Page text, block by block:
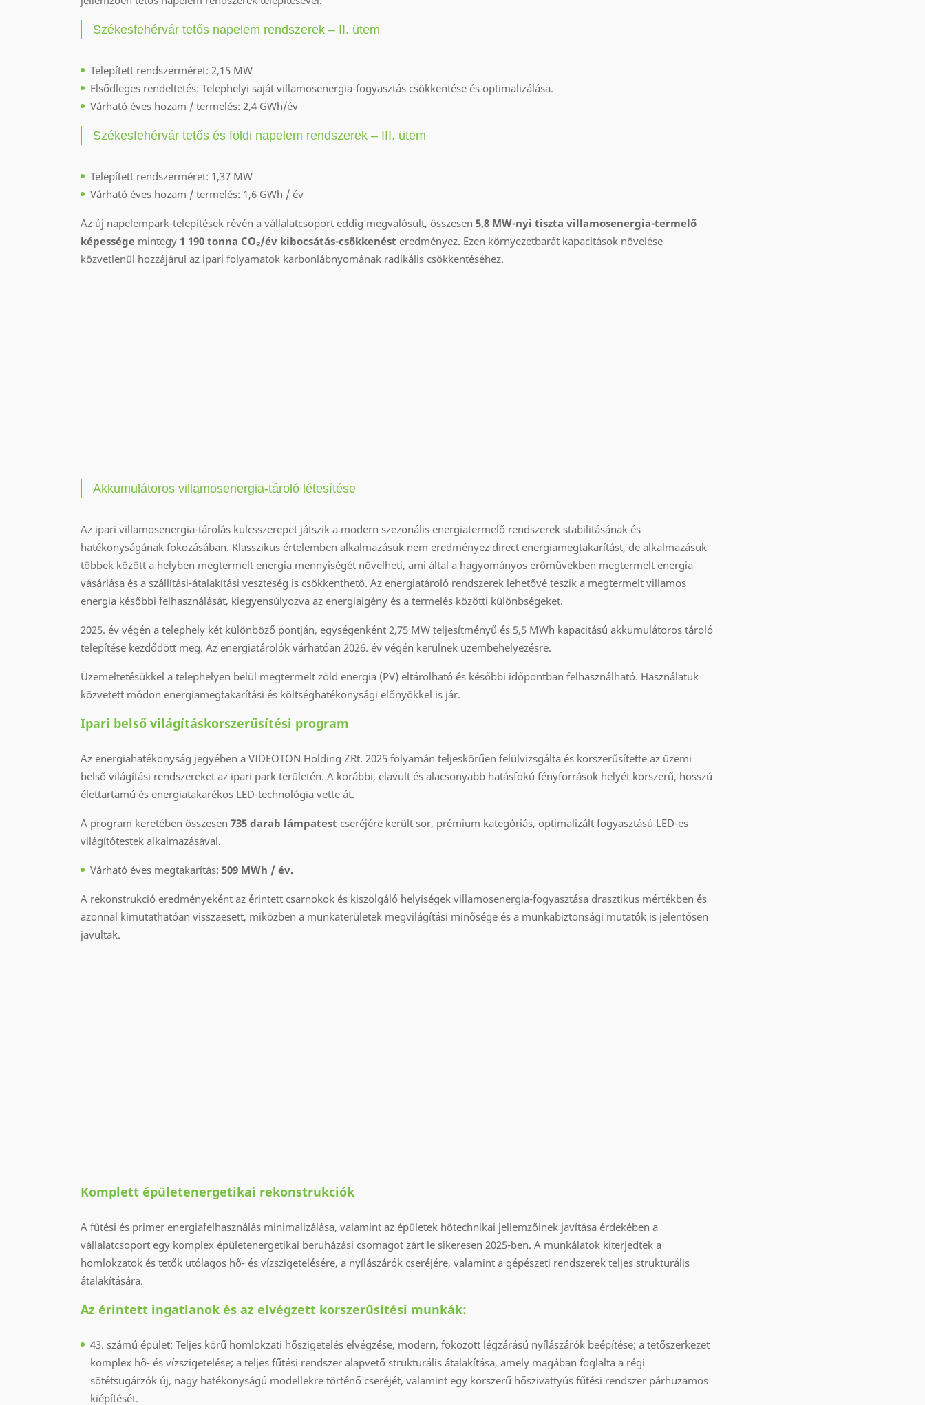
Székesfehérvár tetős napelem rendszerek – II. ütem
Telepített rendszerméret: 2,15 MW
Elsődleges rendeltetés: Telephelyi saját villamosenergia-fogyasztás csökkentése és optimalizálása.
Várható éves hozam / termelés: 2,4 GWh/év
Székesfehérvár tetős és földi napelem rendszerek – III. ütem
Telepített rendszerméret: 1,37 MW
Várható éves hozam / termelés: 1,6 GWh / év
Az új napelempark-telepítések révén a vállalatcsoport eddig megvalósult, összesen 5,8 MW-nyi tiszta villamosenergia-termelő
képessége mintegy 1 190 tonna CO₂/év kibocsátás-csökkenést eredményez. Ezen környezetbarát kapacitások növelése
közvetlenül hozzájárul az ipari folyamatok karbonlábnyomának radikális csökkentéséhez.
Akkumulátoros villamosenergia-tároló létesítése
Az ipari villamosenergia-tárolás kulcsszerepet játszik a modern szezonális energiatermelő rendszerek stabilitásának és
hatékonyságának fokozásában. Klasszikus értelemben alkalmazásuk nem eredményez direct energiamegtakarítást, de alkalmazásuk
többek között a helyben megtermelt energia mennyiségét növelheti, ami által a hagyományos erőművekben megtermelt energia
vásárlása és a szállítási-átalakítási veszteség is csökkenthető. Az energiatároló rendszerek lehetővé teszik a megtermelt villamos
energia későbbi felhasználását, kiegyensúlyozva az energiaigény és a termelés közötti különbségeket.
2025. év végén a telephely két különböző pontján, egységenként 2,75 MW teljesítményű és 5,5 MWh kapacitású akkumulátoros tároló
telepítése kezdődött meg. Az energiatárolók várhatóan 2026. év végén kerülnek üzembehelyezésre.
Üzemeltetésükkel a telephelyen belül megtermelt zöld energia (PV) eltárolható és későbbi időpontban felhasználható. Használatuk
közvetett módon energiamegtakarítási és költséghatékonysági előnyökkel is jár.
Ipari belső világításkorszerűsítési program
Az energiahatékonyság jegyében a VIDEOTON Holding ZRt. 2025 folyamán teljeskörűen felülvizsgálta és korszerűsítette az üzemi
belső világítási rendszereket az ipari park területén. A korábbi, elavult és alacsonyabb hatásfokú fényforrások helyét korszerű, hosszú
élettartamú és energiatakarékos LED-technológia vette át.
A program keretében összesen 735 darab lámpatest cseréjére került sor, prémium kategóriás, optimalizált fogyasztású LED-es
világítótestek alkalmazásával.
Várható éves megtakarítás: 509 MWh / év.
A rekonstrukció eredményeként az érintett csarnokok és kiszolgáló helyiségek villamosenergia-fogyasztása drasztikus mértékben és
azonnal kimutathatóan visszaesett, miközben a munkaterületek megvilágítási minősége és a munkabiztonsági mutatók is jelentősen
javultak.
Komplett épületenergetikai rekonstrukciók
A fűtési és primer energiafelhasználás minimalizálása, valamint az épületek hőtechnikai jellemzőinek javítása érdekében a
vállalatcsoport egy komplex épületenergetikai beruházási csomagot zárt le sikeresen 2025-ben. A munkálatok kiterjedtek a
homlokzatok és tetők utólagos hő- és vízszigetelésére, a nyílászárók cseréjére, valamint a gépészeti rendszerek teljes strukturális
átalakítására.
Az érintett ingatlanok és az elvégzett korszerűsítési munkák:
43. számú épület: Teljes körű homlokzati hőszigetelés elvégzése, modern, fokozott légzárású nyílászárók beépítése; a tetőszerkezet
komplex hő- és vízszigetelése; a teljes fűtési rendszer alapvető strukturális átalakítása, amely magában foglalta a régi
sötétsugárzók új, nagy hatékonyságú modellekre történő cseréjét, valamint egy korszerű hőszivattyús fűtési rendszer párhuzamos
kiépítését.